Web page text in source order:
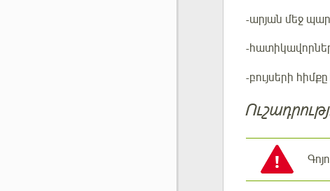
-արյան մեջ
-
-բույսերի